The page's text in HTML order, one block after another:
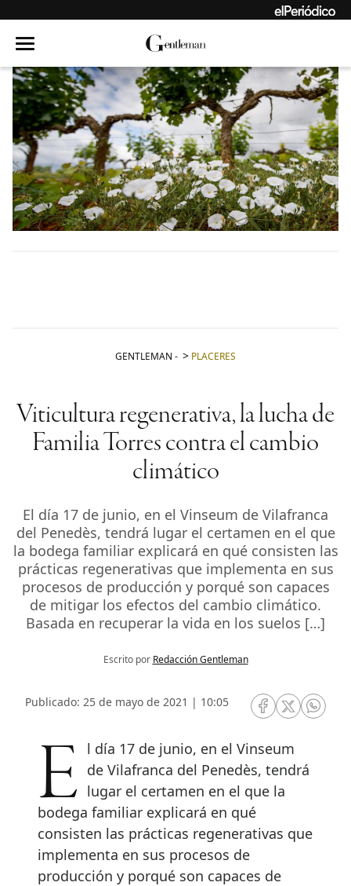
GENTLEMAN - PLACERES
Viticultura regenerativa, la lucha de
Familia Torres contra el cambio
climático
El día 17 de junio, en el Vinseum de Vilafranca
del Penedès, tendrá lugar el certamen en el que
la bodega familiar explicará en qué consisten las
prácticas regenerativas que implementa en sus
procesos de producción y porqué son capaces
de mitigar los efectos del cambio climático.
Basada en recuperar la vida en los suelos […]
Escrito por Redacción Gentleman
Publicado: 25 de mayo de 2021 | 10:05
RRSS Facebook
RRSSRRSS
El día 17 de junio, en el Vinseum de Vilafranca del Penedès, tendrá
lugar el certamen en el que la
bodega familiar explicará en qué
consisten las prácticas regenerativas que
implementa en sus procesos de
producción y porqué son capaces de